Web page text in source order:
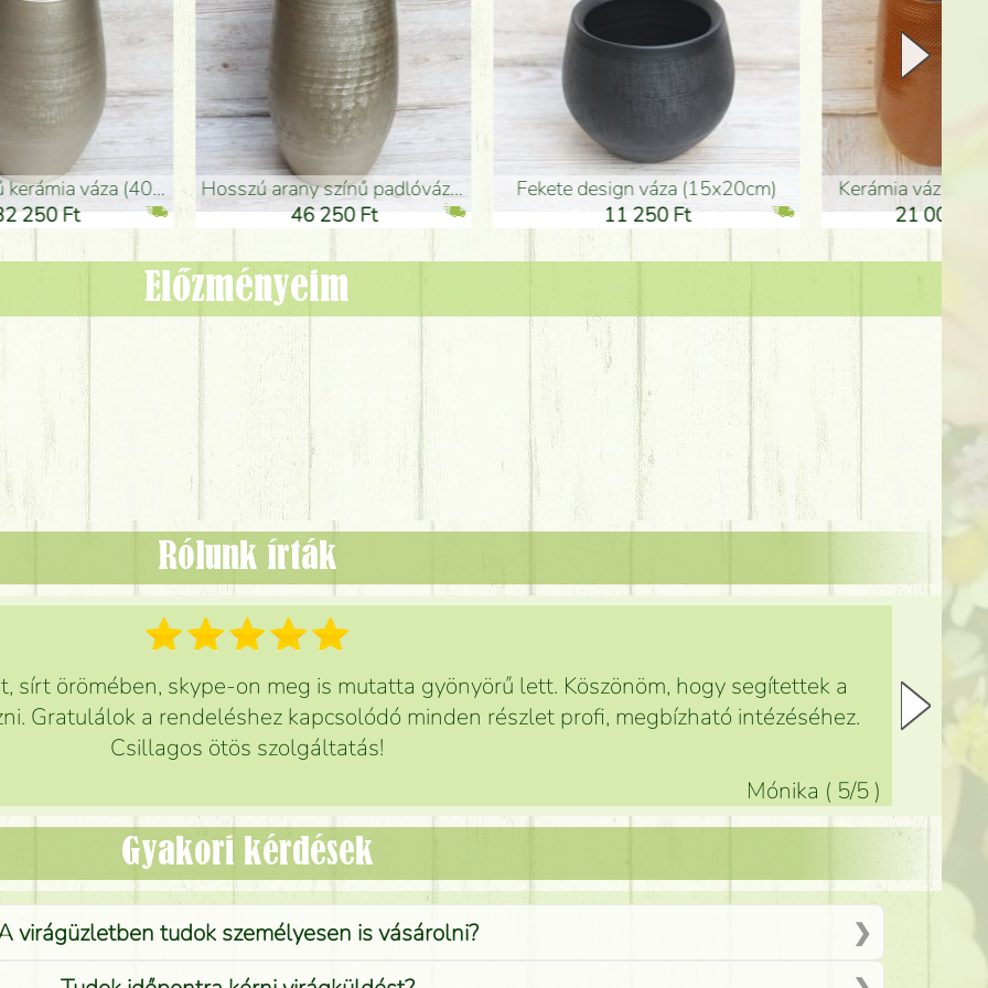
(50x29cm)
Ft
fekete design váza (15x20cm)
11 250 Ft
Kerámia váza 35*21cm
21 000 Ft
ballagó fiú fa betűző
1 300 Ft
Előzményeim
Rólunk írták
sírt örömében, skype-on meg is mutatta gyönyörű lett. Köszönöm, hogy segítettek a
Gratulálok a rendeléshez kapcsolódó minden részlet profi, megbízható intézéséhez.
Csillagos ötös szolgáltatás!
Mónika ( 5/5 )
Gyakori kérdések
virágüzletben tudok személyesen is vásárolni?